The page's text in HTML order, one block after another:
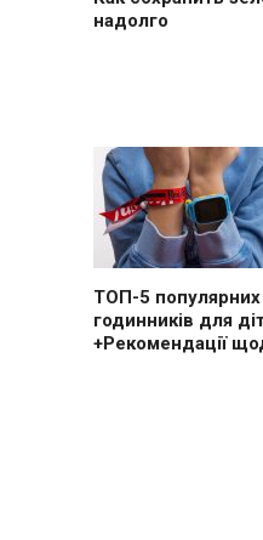
надолго
ТОП-5
годинників для
+Рекомендації